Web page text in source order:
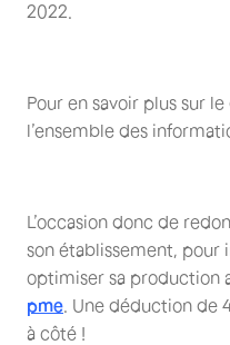
2022.
Pour en savoir plus sur
l’ensemble des
L’occasion donc de
son établissement, pour
optimiser sa production
pme . Une déduction de
à côté !